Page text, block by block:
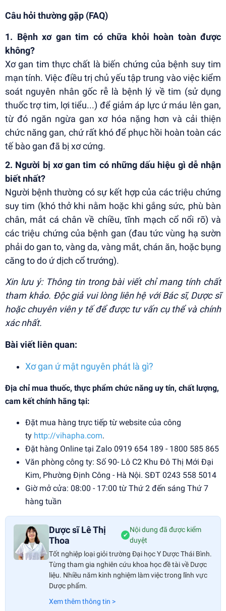
Câu hỏi thường gặp (FAQ)
1. Bệnh xơ gan tim có chữa khỏi hoàn toàn được
không?
Xơ gan tim thực chất là biến chứng của bệnh suy tim
mạn tính. Việc điều trị chủ yếu tập trung vào việc kiểm
soát nguyên nhân gốc rễ là bệnh lý về tim (sử dụng
thuốc trợ tim, lợi tiểu...) để giảm áp lực ứ máu lên gan,
từ đó ngăn ngừa gan xơ hóa nặng hơn và cải thiện
chức năng gan, chứ rất khó để phục hồi hoàn toàn các
tế bào gan đã bị xơ cứng.
2. Người bị xơ gan tim có những dấu hiệu gì dễ nhận
biết nhất?
Người bệnh thường có sự kết hợp của các triệu chứng
suy tim (khó thở khi nằm hoặc khi gắng sức, phù bàn
chân, mắt cá chân về chiều, tĩnh mạch cổ nổi rõ) và
các triệu chứng của bệnh gan (đau tức vùng hạ sườn
phải do gan to, vàng da, vàng mắt, chán ăn, hoặc bụng
căng to do ứ dịch cổ trướng).
Xin lưu ý: Thông tin trong bài viết chỉ mang tính chất
tham khảo. Độc giả vui lòng liên hệ với Bác sĩ, Dược sĩ
hoặc chuyên viên y tế để được tư vấn cụ thể và chính
xác nhất.
Bài viết liên quan:
Xơ gan ứ mật nguyên phát là gì?
Địa chỉ mua thuốc, thực phẩm chức năng uy tín, chất lượng,
cam kết chính hãng tại:
Đặt mua hàng trực tiếp từ website của công
ty http://vihapha.com.
Đặt hàng Online tại Zalo 0919 654 189 - 1800 585 865
Văn phòng công ty: Số 90- Lô C2 Khu Đô Thị Mới Đại
Kim, Phường Định Công - Hà Nội. SĐT 0243 558 5014
Giờ mở cửa: 08:00 - 17:00 từ Thứ 2 đến sáng Thứ 7
hàng tuần
Dược sĩ Lê Thị
Thoa
✔
Nội dung đã được kiểm
duyệt
Tốt nghiệp loại giỏi trường Đại học Y Dược Thái Bình.
Từng tham gia nghiên cứu khoa học đề tài về Dược
liệu. Nhiều năm kinh nghiệm làm việc trong lĩnh vực
Dược phẩm.
Xem thêm thông tin >